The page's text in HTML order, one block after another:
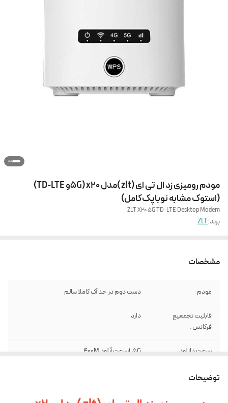
مودم رومیزی زد ال تی ای (zlt )مدل x20 (5Gو TD-LTE)
(استوک مشابه نو‌باپک‌کامل)
ZLT X20 5G TD-LTE Desktop Modem
برند:ZLT
مشخصات
مودم دست دوم در حد آک کاملا سالم
قابلیت تجمعیع
فرکانس :
دارد
سرعت دانلود 1.5Gسرعت آپلود 400M
پورت شبکه
انلاک ساپورت تمامی سیم کارت ها
توضیحات